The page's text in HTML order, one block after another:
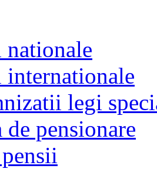
nationale
internationale
legi
de pensionare